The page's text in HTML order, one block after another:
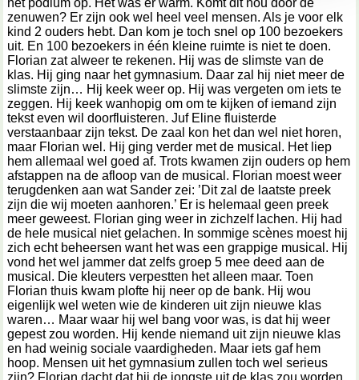
het podium op. Het was er warm. Komt dit nou door de
zenuwen? Er zijn ook wel heel veel mensen. Als je voor elk
kind 2 ouders hebt. Dan kom je toch snel op 100 bezoekers
uit. En 100 bezoekers in één kleine ruimte is niet te doen.
Florian zat alweer te rekenen. Hij was de slimste van de
klas. Hij ging naar het gymnasium. Daar zal hij niet meer de
slimste zijn… Hij keek weer op. Hij was vergeten om iets te
zeggen. Hij keek wanhopig om om te kijken of iemand zijn
tekst even wil doorfluisteren. Juf Eline fluisterde
verstaanbaar zijn tekst. De zaal kon het dan wel niet horen,
maar Florian wel. Hij ging verder met de musical. Het liep
hem allemaal wel goed af. Trots kwamen zijn ouders op hem
afstappen na de afloop van de musical. Florian moest weer
terugdenken aan wat Sander zei: ’Dit zal de laatste preek
zijn die wij moeten aanhoren.’ Er is helemaal geen preek
meer geweest. Florian ging weer in zichzelf lachen. Hij had
de hele musical niet gelachen. In sommige scènes moest hij
zich echt beheersen want het was een grappige musical. Hij
vond het wel jammer dat zelfs groep 5 mee deed aan de
musical. Die kleuters verpestten het alleen maar. Toen
Florian thuis kwam plofte hij neer op de bank. Hij wou
eigenlijk wel weten wie de kinderen uit zijn nieuwe klas
waren… Maar waar hij wel bang voor was, is dat hij weer
gepest zou worden. Hij kende niemand uit zijn nieuwe klas
en had weinig sociale vaardigheden. Maar iets gaf hem
hoop. Mensen uit het gymnasium zullen toch wel serieus
zijn? Florian dacht dat hij de jongste uit de klas zou worden.